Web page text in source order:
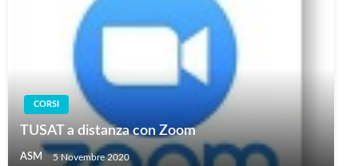
CORSI
TUSAT a distanza con Zoom
ASM 5 Novembre 2020